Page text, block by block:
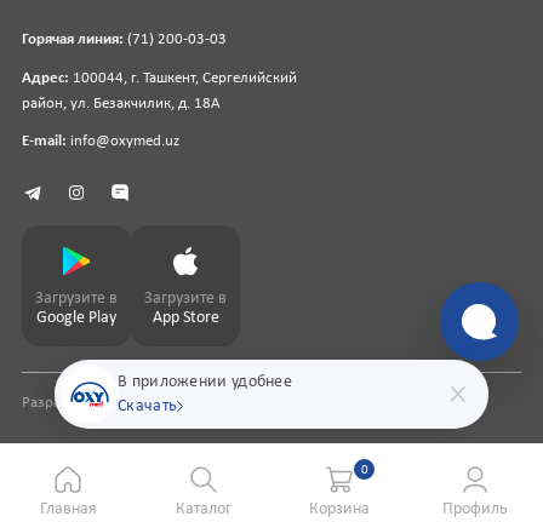
В приложении удобнее
Скачать
Горячая линия: (71) 200-03-03
Адрес: 100044, г. Ташкент, Сергелийский
район, ул. Безакчилик, д. 18А
E-mail: info@oxymed.uz
Загрузите в
Google Play
Загрузите в
App Store
Разработка сайтаpharmit.uz
Главная Каталог
0
Корзина Профиль